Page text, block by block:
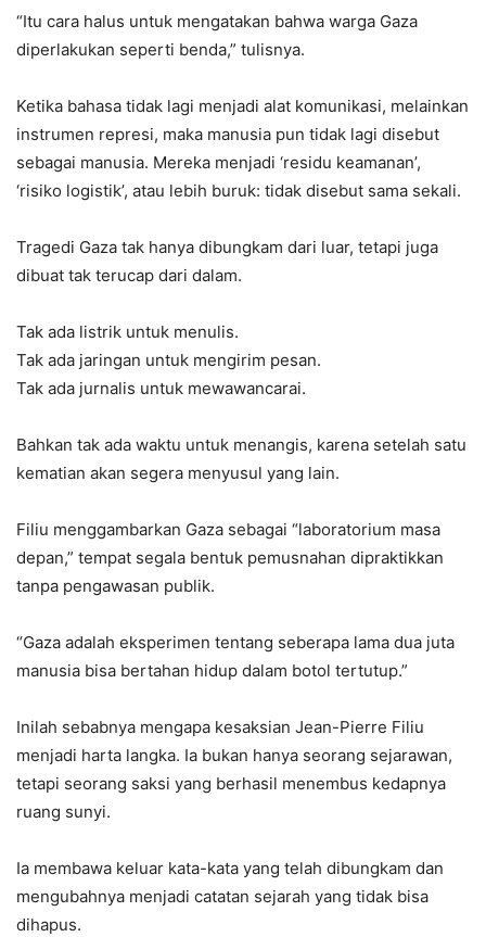
“Itu cara halus untuk mengatakan bahwa warga Gaza
diperlakukan seperti benda,” tulisnya.
Ketika bahasa tidak lagi menjadi alat komunikasi, melainkan
instrumen represi, maka manusia pun tidak lagi disebut
sebagai manusia. Mereka menjadi ‘residu keamanan’,
‘risiko logistik’, atau lebih buruk: tidak disebut sama sekali.
Tragedi Gaza tak hanya dibungkam dari luar, tetapi juga
dibuat tak terucap dari dalam.
Tak ada listrik untuk menulis.
Tak ada jaringan untuk mengirim pesan.
Tak ada jurnalis untuk mewawancarai.
Bahkan tak ada waktu untuk menangis, karena setelah satu
kematian akan segera menyusul yang lain.
Filiu menggambarkan Gaza sebagai “laboratorium masa
depan,” tempat segala bentuk pemusnahan dipraktikkan
tanpa pengawasan publik.
“Gaza adalah eksperimen tentang seberapa lama dua juta
manusia bisa bertahan hidup dalam botol tertutup.”
Inilah sebabnya mengapa kesaksian Jean-Pierre Filiu
menjadi harta langka. Ia bukan hanya seorang sejarawan,
tetapi seorang saksi yang berhasil menembus kedapnya
ruang sunyi.
Ia membawa keluar kata-kata yang telah dibungkam dan
mengubahnya menjadi catatan sejarah yang tidak bisa
dihapus.